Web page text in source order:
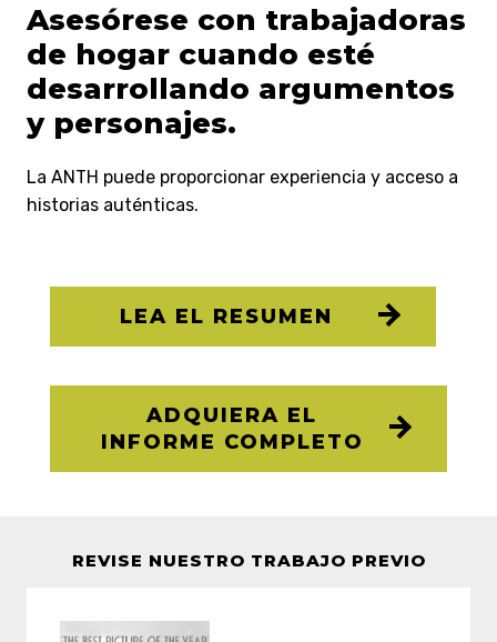
Asesórese con trabajadoras
de hogar cuando esté
desarrollando argumentos
y personajes.
La ANTH puede proporcionar experiencia y acceso a
historias auténticas.
LEA EL RESUMEN
ADQUIERA EL
INFORME COMPLETO
REVISE NUESTRO TRABAJO PREVIO